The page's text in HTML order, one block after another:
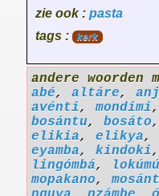
zie ook : pasta
tags :
kerk
andere woorden
abé, altáre,
avénti,mondimi
bosántu, bosáto
elikia, elikya,
eyamba, kindoki
lingómbá, lokúmú
mopakano,